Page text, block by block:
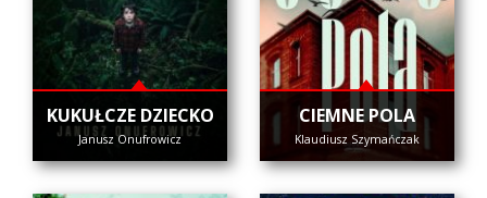
KUKUŁCZE DZIECKO
Janusz Onufrowicz
CIEMNE POLA
Klaudiusz Szymańczak